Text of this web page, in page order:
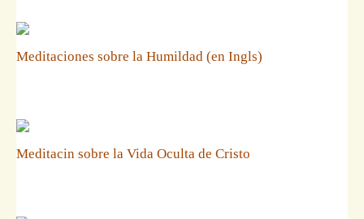
Meditaciones sobre la Humildad (en Ingls)
Meditacin sobre la Vida Oculta de Cristo